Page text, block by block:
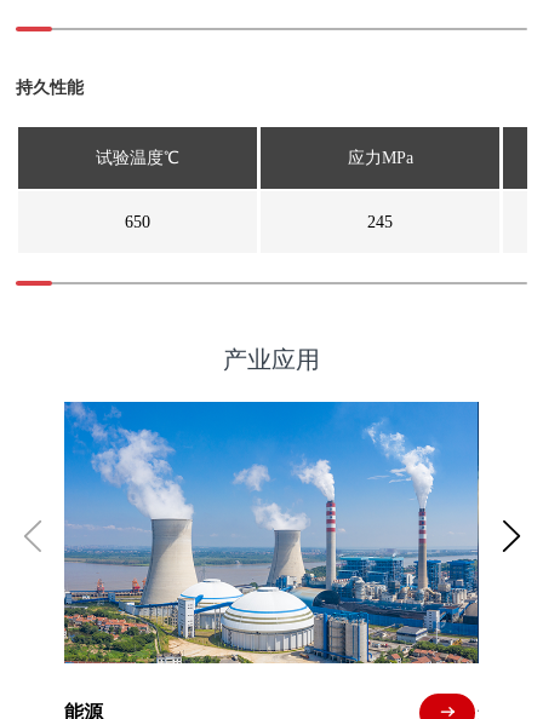
持久性能
试验温度℃ 应力MPa
650 245
产业应用
能源 航空航